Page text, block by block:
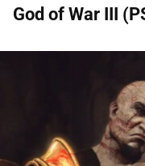
God of War III